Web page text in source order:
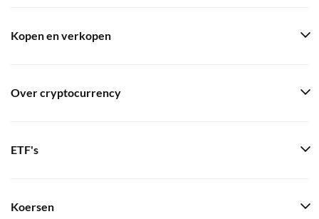
Kopen en verkopen
Over cryptocurrency
ETF's
Koersen